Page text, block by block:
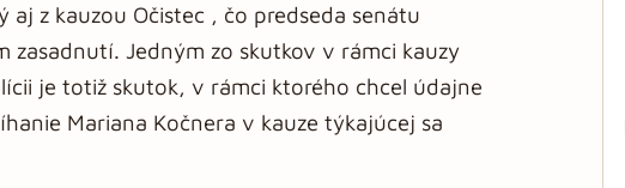
z kauzou Očistec , čo predseda senátu
zasadnutí. Jedným zo skutkov v rámci kauzy
je totiž skutok, v rámci ktorého chcel údajne
Mariana Kočnera v kauze týkajúcej sa